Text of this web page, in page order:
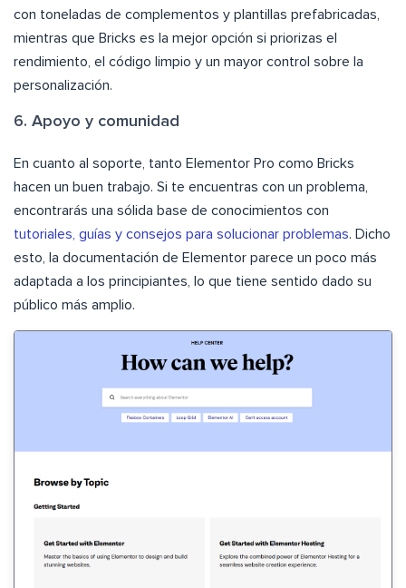
con toneladas de complementos y plantillas prefabricadas,
mientras que Bricks es la mejor opción si priorizas el
rendimiento, el código limpio y un mayor control sobre la
personalización.
6. Apoyo y comunidad
En cuanto al soporte, tanto Elementor Pro como Bricks
hacen un buen trabajo. Si te encuentras con un problema,
encontrarás una sólida base de conocimientos con
tutoriales, guías y consejos para solucionar problemas. Dicho
esto, la documentación de Elementor parece un poco más
adaptada a los principiantes, lo que tiene sentido dado su
público más amplio.